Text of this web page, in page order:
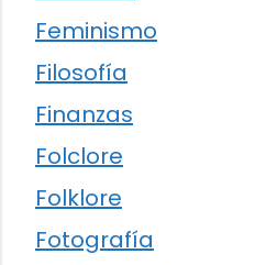
Feminismo
Filosofía
Finanzas
Folclore
Folklore
Fotografía